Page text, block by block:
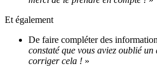
Et également
De faire compléter des
constaté que vous aviez oublié
corriger cela ! »